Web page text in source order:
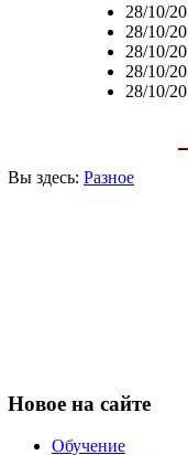
28/10/
28/10/
28/10/
28/10/
28/10/
Вы здесь: Разное
Новое на сайте
Обучение